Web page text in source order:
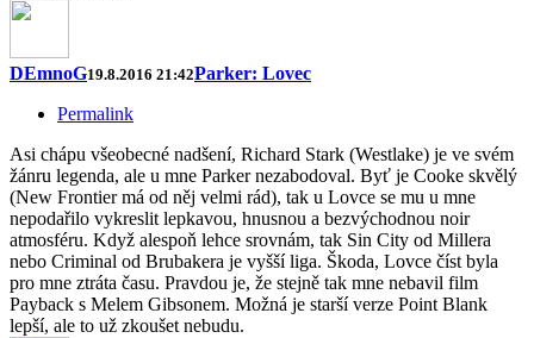
DEmnoG19.8.2016 21:42Parker: Lovec
Permalink
Asi chápu všeobecné nadšení, Richard Stark (Westlake) je ve svém
žánru legenda, ale u mne Parker nezabodoval. Byť je Cooke skvělý
(New Frontier má od něj velmi rád), tak u Lovce se mu u mne
nepodařilo vykreslit lepkavou, hnusnou a bezvýchodnou noir
atmosféru. Když alespoň lehce srovnám, tak Sin City od Millera
nebo Criminal od Brubakera je vyšší liga. Škoda, Lovce číst byla
pro mne ztráta času. Pravdou je, že stejně tak mne nebavil film
Payback s Melem Gibsonem. Možná je starší verze Point Blank
lepší, ale to už zkoušet nebudu.